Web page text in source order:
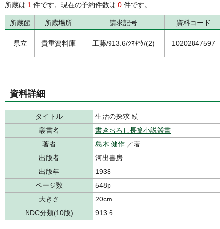
所蔵は 1 件です。現在の予約件数は 0 件です。
所蔵館 所蔵場所 請求記号 資料コード
県立 貴重資料庫 工藤/913.6/ｼﾏｷ*ｹ/(2) 10202847597
資料詳細
タイトル
生活の探求 続
叢書名
書きおろし長篇小説叢書
著者
島木 健作 ／著
出版者
河出書房
出版年
1938
ページ数
548p
大きさ
20cm
NDC分類(10版)
913.6